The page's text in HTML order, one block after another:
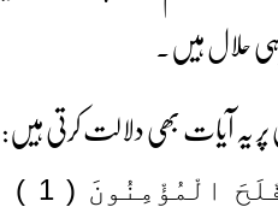
حلال ہیں۔
یہ آیات بھی دلالت کرتی ہیں: